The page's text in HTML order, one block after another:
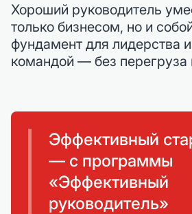
Хороший руководитель
только бизнесом, но и
фундамент для лидерства
командой — без перегруза
Эффективный
— с программы
«Эффективный
руководитель»